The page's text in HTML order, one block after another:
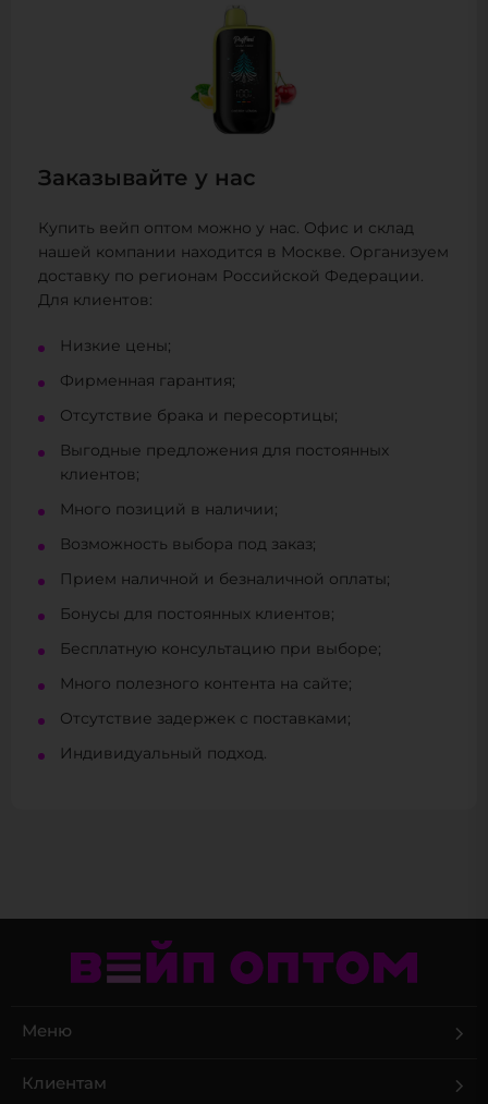
Заказывайте у нас
Купить вейп оптом можно у нас. Офис и склад
нашей компании находится в Москве. Организуем
доставку по регионам Российской Федерации.
Для клиентов:
Низкие цены;
Фирменная гарантия;
Отсутствие брака и пересортицы;
Выгодные предложения для постоянных
клиентов;
Много позиций в наличии;
Возможность выбора под заказ;
Прием наличной и безналичной оплаты;
Бонусы для постоянных клиентов;
Бесплатную консультацию при выборе;
Много полезного контента на сайте;
Отсутствие задержек с поставками;
Индивидуальный подход.
Клиентам
Меню